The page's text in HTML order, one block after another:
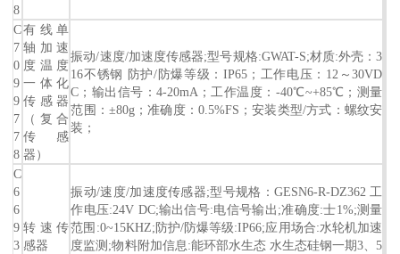
8
C
7
0
9
9
7
7
8
有线单
轴加速
度温度
一体化
传感器
（复合
传感
器）
振动/速度/加速度传感器;型号规格:GWAT-S;材质:外壳：3
16不锈钢 防护/防爆等级：IP65；工作电压：12～30VD
C；输出信号：4-20mA；工作温度：-40℃~+85℃；测量
范围：±80g；准确度：0.5%FS；安装类型/方式：螺纹安
装；
C
6
6
9
3
转速传
感器
振动/速度/加速度传感器;型号规格：GESN6-R-DZ362 工
作电压:24V DC;输出信号:电信号输出;准确度:士1%;测量
范围:0~15KHZ;防护/防爆等级:IP66;应用场合:水轮机加速
度监测;物料附加信息:能环部水生态 水生态硅钢一期3、5